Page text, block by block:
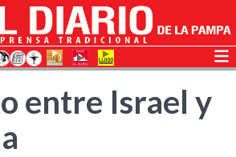
entre Israel y